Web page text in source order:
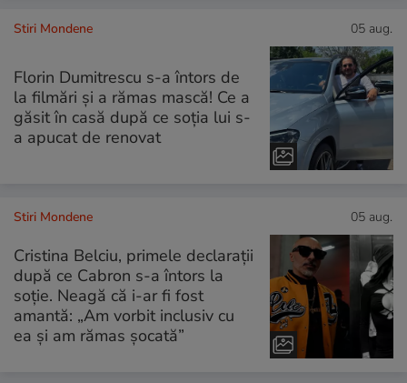
Stiri Mondene 05 aug.
Florin Dumitrescu s-a întors de
la filmări și a rămas mască! Ce a
găsit în casă după ce soția lui s-
a apucat de renovat
Stiri Mondene 05 aug.
Cristina Belciu, primele declarații
după ce Cabron s-a întors la
soție. Neagă că i-ar fi fost
amantă: „Am vorbit inclusiv cu
ea și am rămas șocată”